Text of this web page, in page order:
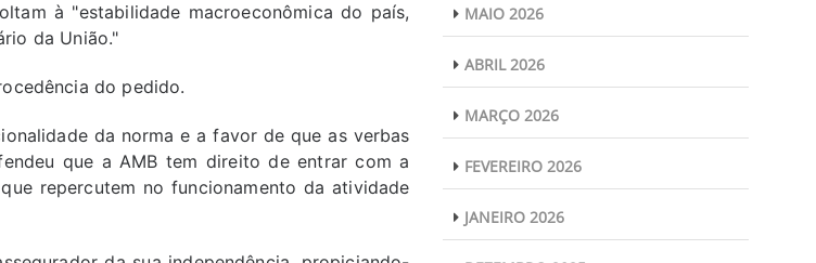
à "estabilidade macroeconômica do país,
da União."
do pedido.
da norma e a favor de que as verbas
que a AMB tem direito de entrar com a
repercutem no funcionamento da atividade
MAIO 2026
ABRIL 2026
MARÇO 2026
FEVEREIRO 2026
JANEIRO 2026